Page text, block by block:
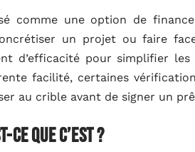
comme une option de
un projet ou faire
d’efficacité pour simplifier
facilité, certaines
au crible avant de signer un
ce que c’est ?